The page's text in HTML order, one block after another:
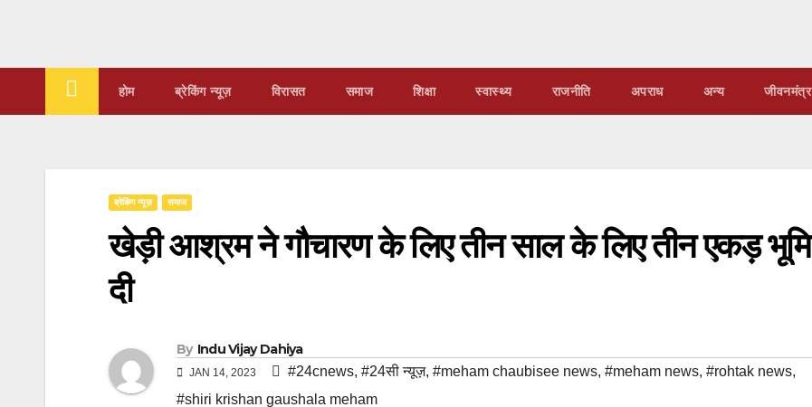
content
होम ब्रेकिंग न्यूज़ ‍‍विरासत समाज शिक्षा स्वास्थ्य राजनीति अपराध अन्य जीवनमंत्र
ब्रेकिंग न्यूज़ समाज
खेड़ी आश्रम ने गौचारण के लिए तीन साल के लिए तीन एकड़ भूमि
दी
By Indu Vijay Dahiya
JAN 14, 2023 #24cnews, #24सी न्यूज़, #meham chaubisee news, #meham news, #rohtak news,
#shiri krishan gaushala meham